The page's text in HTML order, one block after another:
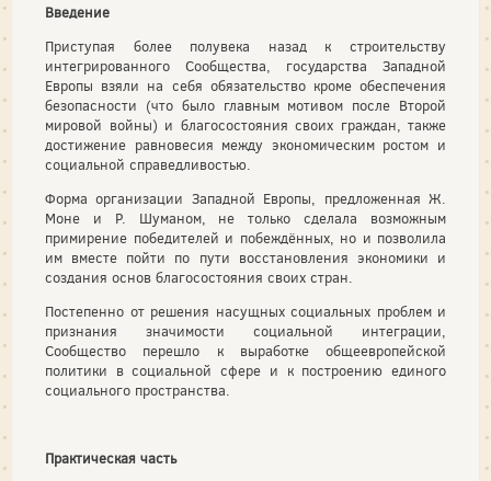
Введение
Приступая более полувека назад к строительству
интегрированного Сообщества, государства Западной
Европы взяли на себя обязательство кроме обеспечения
безопасности (что было главным мотивом после Второй
мировой войны) и благосостояния своих граждан, также
достижение равновесия между экономическим ростом и
социальной справедливостью.
Форма организации Западной Европы, предложенная Ж.
Моне и Р. Шуманом, не только сделала возможным
примирение победителей и побеждённых, но и позволила
им вместе пойти по пути восстановления экономики и
создания основ благосостояния своих стран.
Постепенно от решения насущных социальных проблем и
признания значимости социальной интеграции,
Сообщество перешло к выработке общеевропейской
политики в социальной сфере и к построению единого
социального пространства.
Практическая часть